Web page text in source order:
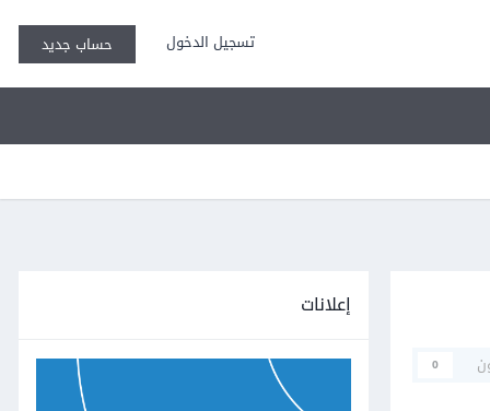
تسجيل الدخول حساب جديد
0
إعلانات